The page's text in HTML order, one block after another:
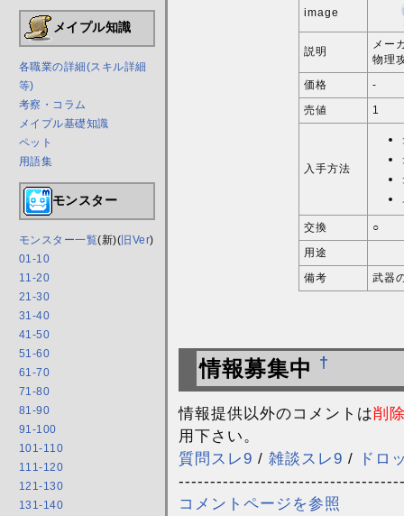
メイプル知識
各職業の詳細(スキル詳細
等)
考察・コラム
メイプル基礎知識
ペット
用語集
モンスター
モンスター一覧(新)( 旧Ver)
01-10
11-20
21-30
31-40
41-50
51-60
61-70
71-80
81-90
91-100
101-110
111-120
121-130
131-140
image
説明
メー
物理
価格
-
売値
1
入手方法
交換
○
用途
備考
武器
情報募集中 †
情報提供以外のコメントは削
用下さい。
質問スレ9 / 雑談スレ9 /
ドロ
コメントページを参照